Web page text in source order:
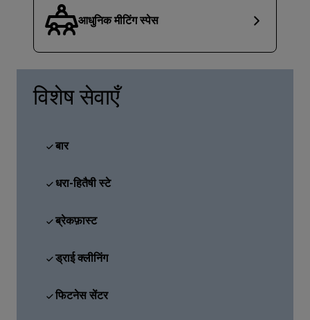
आधुनिक मीटिंग स्पेस
विशेष सेवाएँ
बार
धरा-हितैषी स्टे
ब्रेकफ़ास्ट
ड्राई क्लीनिंग
फिटनेस सेंटर